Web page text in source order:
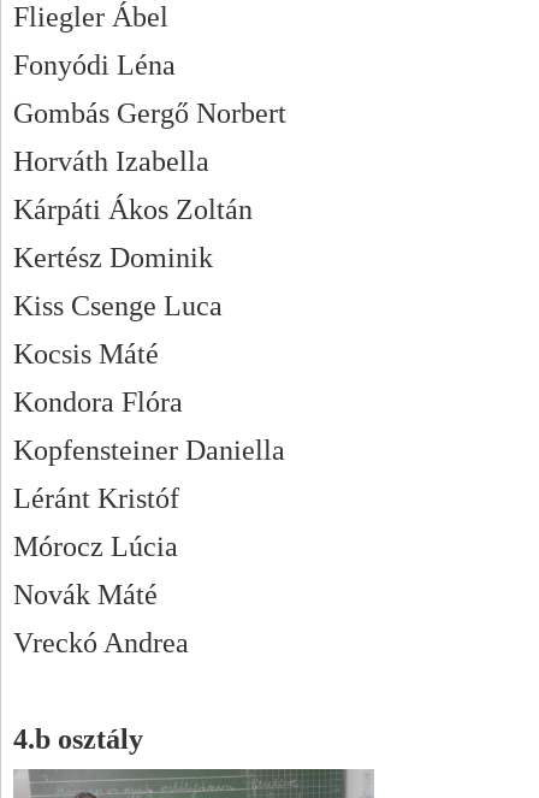
Fliegler Ábel
Fonyódi Léna
Gombás Gergő Norbert
Horváth Izabella
Kárpáti Ákos Zoltán
Kertész Dominik
Kiss Csenge Luca
Kocsis Máté
Kondora Flóra
Kopfensteiner Daniella
Léránt Kristóf
Mórocz Lúcia
Novák Máté
Vreckó Andrea
4.b osztály